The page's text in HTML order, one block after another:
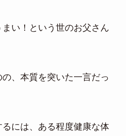
い！という世のお父さん
、本質を突いた一言だっ
には、ある程度健康な体